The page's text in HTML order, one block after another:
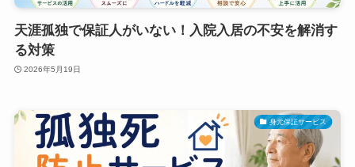
天涯孤独で保証人がいない！入院入居の不安を解消す
る対策
2026年5月19日
身元保証サービス